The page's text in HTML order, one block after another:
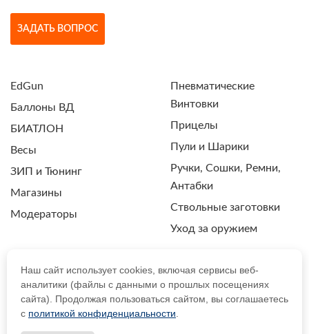
ЗАДАТЬ ВОПРОС
EdGun
Баллоны ВД
БИАТЛОН
Весы
ЗИП и Тюнинг
Магазины
Модераторы
Пневматические
Винтовки
Прицелы
Пули и Шарики
Ручки, Сошки, Ремни,
Антабки
Ствольные заготовки
Уход за оружием
ПОЛИТИКА КОНФИДЕНЦИАЛЬНОСТИ
Наш сайт использует cookies, включая сервисы веб-
аналитики (файлы с данными о прошлых посещениях
сайта). Продолжая пользоваться сайтом, вы соглашаетесь
с политикой конфиденциальности